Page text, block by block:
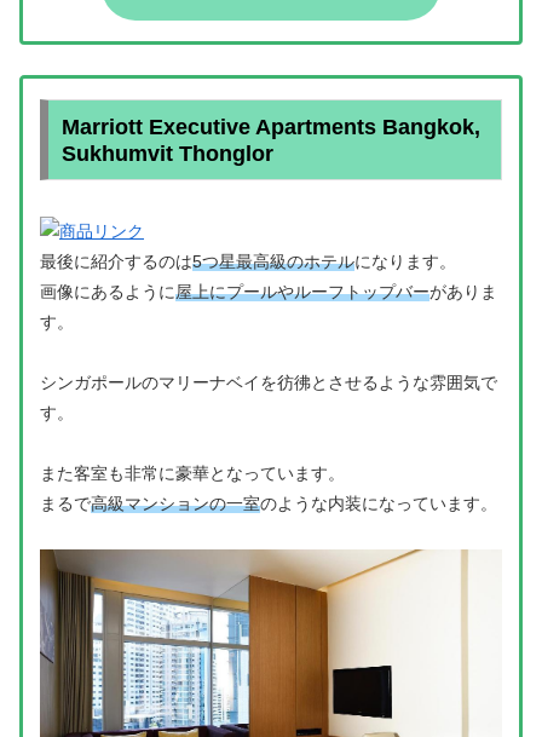
Marriott Executive Apartments Bangkok,
Sukhumvit Thonglor
最後に紹介するのは5つ星最高級のホテルになります。
画像にあるように屋上にプールやルーフトップバーがありま
す。
シンガポールのマリーナベイを彷彿とさせるような雰囲気で
す。
また客室も非常に豪華となっています。
まるで高級マンションの一室のような内装になっています。